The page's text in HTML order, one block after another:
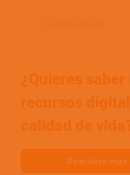
Cuida tu salud
¿Quieres
recursos
calidad de
Descubre más